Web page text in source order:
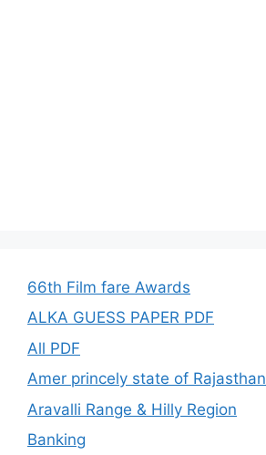
66th Film fare Awards
ALKA GUESS PAPER PDF
All PDF
Amer princely state of Rajasthan
Aravalli Range & Hilly Region
Banking